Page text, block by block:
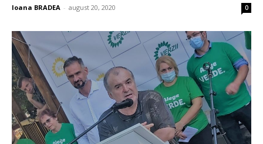
Ioana BRADEA - august 20, 2020 0